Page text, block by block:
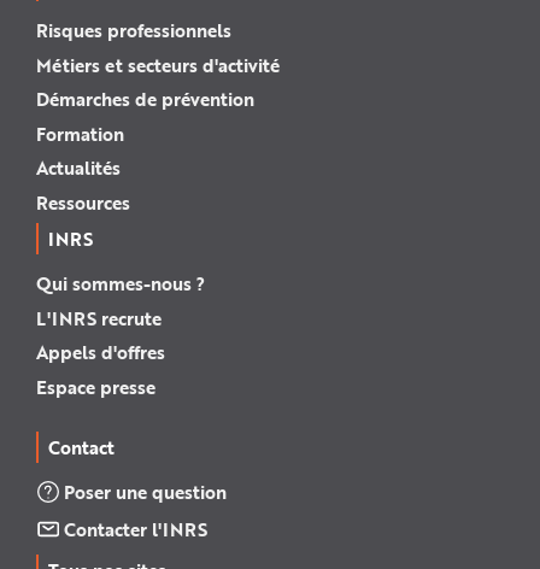
Risques professionnels
Métiers et secteurs d'activité
Démarches de prévention
Formation
Actualités
Ressources
INRS
Qui sommes-nous ?
L'INRS recrute
Appels d'offres
Espace presse
Contact
Poser une question
Contacter l'INRS